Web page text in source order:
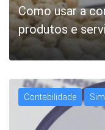
Como usar a
produtos e
LEIA MAIS
Contabilidade